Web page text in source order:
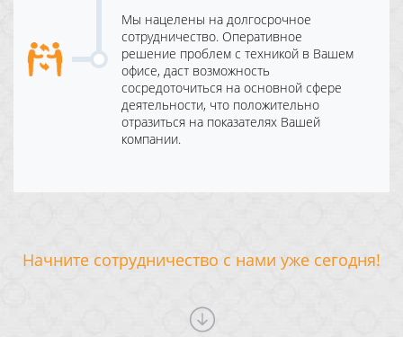
Мы нацелены на долгосрочное
сотрудничество. Оперативное
решение проблем с техникой в Вашем
офисе, даст возможность
сосредоточиться на основной сфере
деятельности, что положительно
отразиться на показателях Вашей
компании.
Начните сотрудничество с нами уже сегодня!